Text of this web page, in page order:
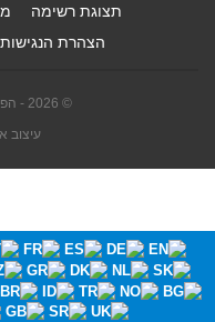
תצוגת רשימה
הצהרת
© 2026 - הפטריה. כל הזכויות שמורות.
עיצוב